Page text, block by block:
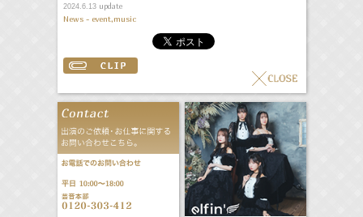
2024.6.13update
News - event,music